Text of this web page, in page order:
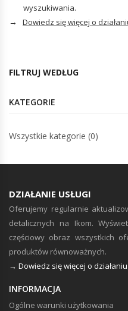
wyszukiwania.
→ Dowiedz się więcej o
FILTRUJ WEDŁUG
KATEGORIE
Wszystkie kategorie (0)
DZIAŁANIE USŁUGI
Oferujemy regularnie
detalicznych na Ikom.
częściowy obraz wszystkich
produktów równoważnych.
→ Dowiedz się więcej o działaniu
INFORMACJA
Ogólne warunki użytkowania